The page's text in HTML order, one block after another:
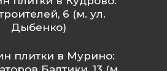
6 (м. ул.
Дыбенко)
плитки в Мурино: